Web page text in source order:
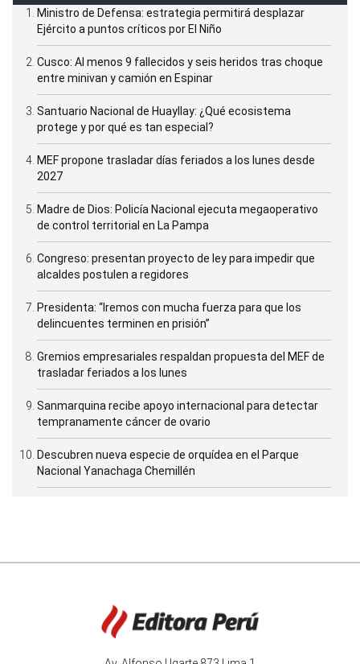
Ministro de Defensa: estrategia permitirá desplazar
Ejército a puntos críticos por El Niño
Cusco: Al menos 9 fallecidos y seis heridos tras choque
entre minivan y camión en Espinar
Santuario Nacional de Huayllay: ¿Qué ecosistema
protege y por qué es tan especial?
MEF propone trasladar días feriados a los lunes desde
2027
Madre de Dios: Policía Nacional ejecuta megaoperativo
de control territorial en La Pampa
Congreso: presentan proyecto de ley para impedir que
alcaldes postulen a regidores
Presidenta: “Iremos con mucha fuerza para que los
delincuentes terminen en prisión”
Gremios empresariales respaldan propuesta del MEF de
trasladar feriados a los lunes
Sanmarquina recibe apoyo internacional para detectar
tempranamente cáncer de ovario
Descubren nueva especie de orquídea en el Parque
Nacional Yanachaga Chemillén